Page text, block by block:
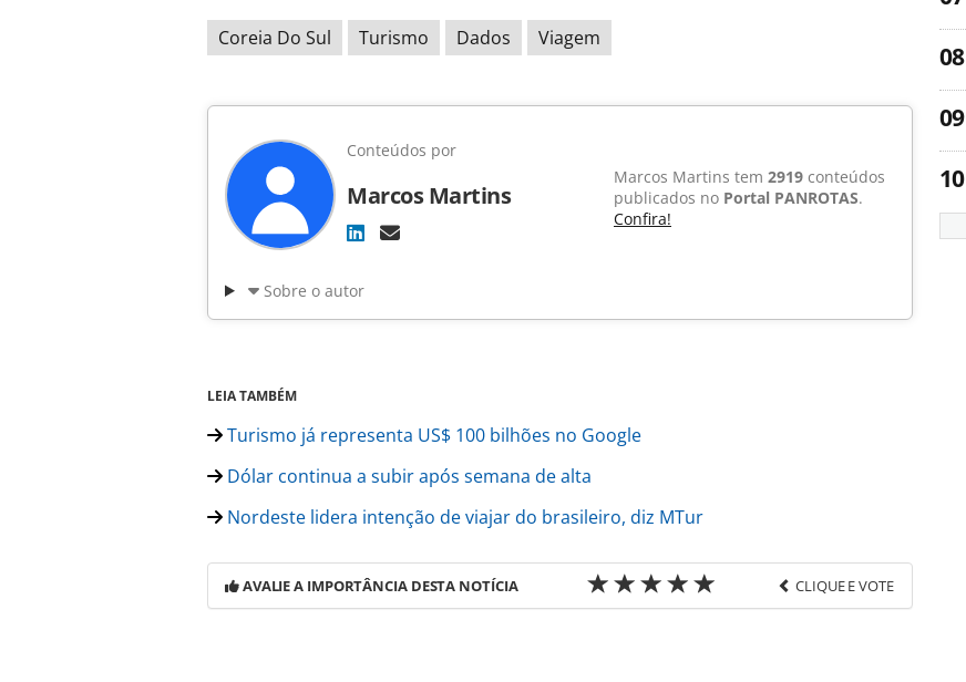
Coreia Do Sul Turismo Dados Viagem
Conteúdos por
Marcos Martins
Marcos Martins tem 2919 conteúdos
publicados no Portal PANROTAS.
Confira!
Sobre o autor
LEIA TAMBÉM
Turismo já representa US$ 100 bilhões no Google
Dólar continua a subir após semana de alta
Nordeste lidera intenção de viajar do brasileiro, diz MTur
AVALIE A IMPORTÂNCIA DESTA NOTÍCIA CLIQUE E VOTE